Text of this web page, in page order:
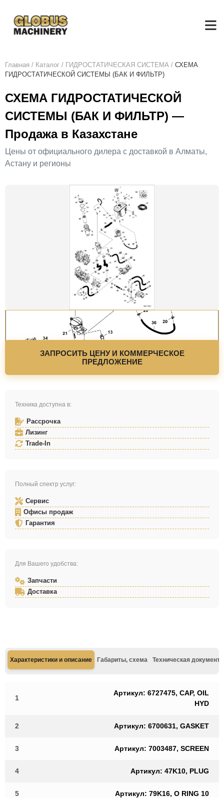
Главная / Каталог / ГИДРОСТАТИЧЕСКАЯ СИСТЕМА / СХЕМА
ГИДРОСТАТИЧЕСКОЙ СИСТЕМЫ (БАК И ФИЛЬТР)
СХЕМА ГИДРОСТАТИЧЕСКОЙ
СИСТЕМЫ (БАК И ФИЛЬТР) —
Продажа в Казахстане
Цены от официального дилера с доставкой в Алматы,
Астану и регионы
ЗАПРОСИТЬ ЦЕНУ И КОММЕРЧЕСКОЕ
ПРЕДЛОЖЕНИЕ
Техника доступна в:
Рассрочка
Лизинг
Trade-In
Полный спектр услуг:
Сервис
Офисы продаж
Гарантия
Для Вашего удобства:
Запчасти
Доставка
Характеристики и описание Габариты, схема Техническая
1
Артикул: 6727475, CAP, OIL
HYD
2 Артикул: 6700631, GASKET
3 Артикул: 7003487, SCREEN
4 Артикул: 47K10, PLUG
5 Артикул: 79K16, O RING 10